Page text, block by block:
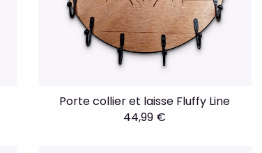
Porte collier et laisse Fluffy Line
44,99 €